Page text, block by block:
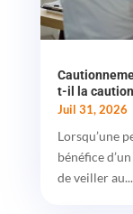
t-il la
Juil 31, 2026
Lorsqu’une
bénéfice
de veiller au...